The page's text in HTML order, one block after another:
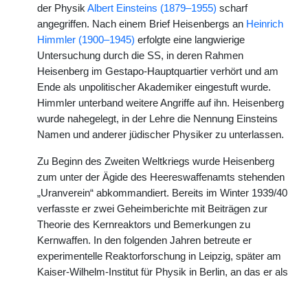
der Physik Albert Einsteins (1879–1955) scharf
angegriffen. Nach einem Brief Heisenbergs an Heinrich
Himmler (1900–1945) erfolgte eine langwierige
Untersuchung durch die SS, in deren Rahmen
Heisenberg im Gestapo-Hauptquartier verhört und am
Ende als unpolitischer Akademiker eingestuft wurde.
Himmler unterband weitere Angriffe auf ihn. Heisenberg
wurde nahegelegt, in der Lehre die Nennung Einsteins
Namen und anderer jüdischer Physiker zu unterlassen.
Zu Beginn des Zweiten Weltkriegs wurde Heisenberg
zum unter der Ägide des Heereswaffenamts stehenden
„Uranverein“ abkommandiert. Bereits im Winter 1939/40
verfasste er zwei Geheimberichte mit Beiträgen zur
Theorie des Kernreaktors und Bemerkungen zu
Kernwaffen. In den folgenden Jahren betreute er
experimentelle Reaktorforschung in Leipzig, später am
Kaiser-Wilhelm-Institut für Physik in Berlin, an das er als